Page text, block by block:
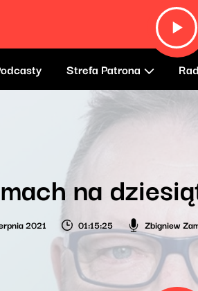
Strefa Patrona
na
2021 01:15:25 Zbigniew